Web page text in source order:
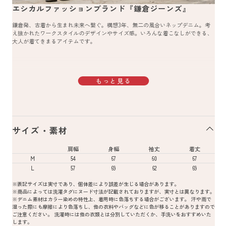
エシカルファッションブランド『鎌倉ジーンズ』
鎌倉発、古着から生まれ未来へ繋ぐ。構想3年、無二の風合いネップデニム。考
え抜かれたワークスタイルのデザインやサイズ感。いろんな着こなしができる、
大人が着てきまるアイテムです。
もっと見る
サイズ・素材
肩幅 身幅 袖丈
着丈
M
54 67 60
67
L
57 69 62 69
※表記サイズは実寸であり、個体差により誤差が生じる場合があります。
※商品によっては洗濯タグにヌード寸法が記載されておりますが、実寸とは異なります。
※デニム素材はカラー染めの特性上、着用時に色落ちする場合がございます。 汗や雨で
湿った際にも摩擦により色落ちし、他の衣料やバッグなどに色が移ることがありますので
ご注意ください。 洗濯時には他の衣類とは分別していただくか、手洗いをおすすめいた
します。